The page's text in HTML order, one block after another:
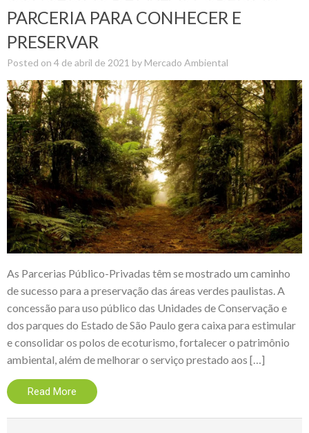
PARCERIA PARA CONHECER E
PRESERVAR
Posted on 4 de abril de 2021 by Mercado Ambiental
As Parcerias Público-Privadas têm se mostrado um caminho
de sucesso para a preservação das áreas verdes paulistas. A
concessão para uso público das Unidades de Conservação e
dos parques do Estado de São Paulo gera caixa para estimular
e consolidar os polos de ecoturismo, fortalecer o patrimônio
ambiental, além de melhorar o serviço prestado aos […]
Read More